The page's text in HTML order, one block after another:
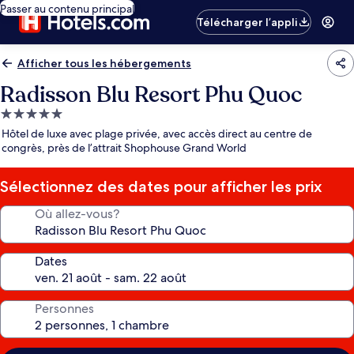
Passer au contenu principal
Télécharger l’appli
Afficher tous les hébergements
Radisson Blu Resort Phu Quoc
Hébergement
5.0 étoiles
Hôtel de luxe avec plage privée, avec accès direct au centre de
congrès, près de l’attrait Shophouse Grand World
Sélectionnez des dates pour afficher les prix
Où allez-vous?
Dates
Personnes